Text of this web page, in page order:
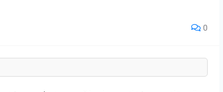
0